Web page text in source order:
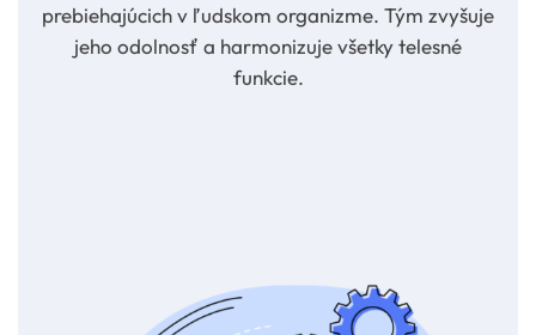
prebiehajúcich v ľudskom organizme. Tým zvyšuje
jeho odolnosť a harmonizuje všetky telesné
funkcie.